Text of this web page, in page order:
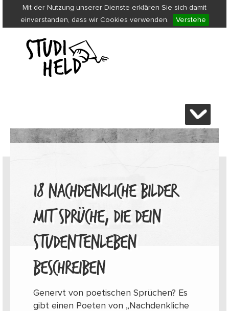
Mit der Nutzung unserer Dienste erklären Sie sich damit
einverstanden, dass wir Cookies verwenden.
Verstehe
18 NACHDENKLICHE BILDER
MIT SPRÜCHE, DIE DEIN
STUDENTENLEBEN
BESCHREIBEN
Genervt von poetischen Sprüchen? Es
gibt einen Poeten von „Nachdenkliche